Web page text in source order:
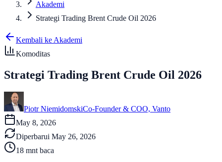
Akademi
Strategi Trading Brent Crude Oil 2026
Kembali ke Akademi
Komoditas
Strategi Trading Brent Crude Oil 2026
Piotr NiemidomskiCo-Founder & COO, Vanto
May 8, 2026
Diperbarui May 26, 2026
18 mnt baca